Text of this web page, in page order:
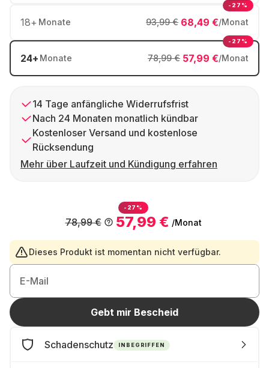
18+ Monate 68,49 €/Monat
93,99 €
-27%
24+ Monate 57,99 €/Monat
78,99 €
-27%
14 Tage anfängliche Widerrufsfrist
Nach 24 Monaten monatlich kündbar
Kostenloser Versand und kostenlose
Rücksendung
Mehr über Laufzeit und Kündigung erfahren
-27%
57,99 € /Monat
78,99 €
Dieses Produkt ist momentan nicht verfügbar.
E-Mail
Gebt mir Bescheid
Schadenschutz INBEGRIFFEN